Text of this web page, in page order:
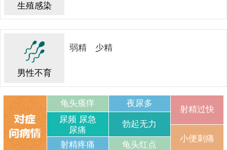
生殖感染
男性不育
弱精 少精
龟头瘙痒
夜尿多
尿频 尿急
尿痛
勃起无力
射精疼痛 龟头红点
射精过快
小便刺痛